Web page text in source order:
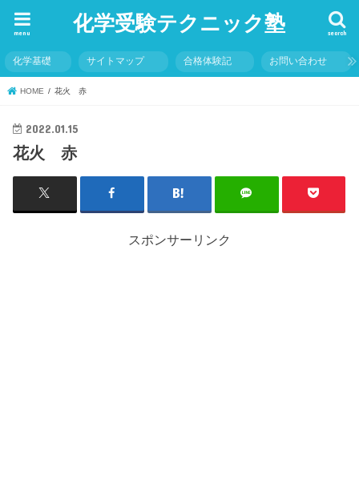
化学受験テクニック塾 search
menu
化学基礎 サイトマップ 合格体験記 お問い合わせ
HOME 花火 赤
2022.01.15
花火 赤
スポンサーリンク